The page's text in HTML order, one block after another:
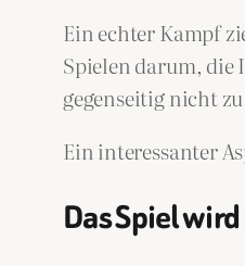
Ein echter Kampf
Spielen darum, die
gegenseitig nicht
Ein interessanter
Das Spiel